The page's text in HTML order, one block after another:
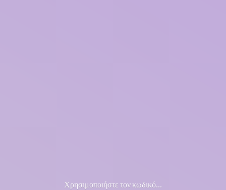
Χρησιμοποιήστε τον κωδικό...